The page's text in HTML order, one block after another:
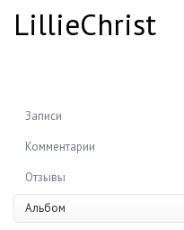
LillieChrist
Записи
Комментарии
Отзывы
Альбом